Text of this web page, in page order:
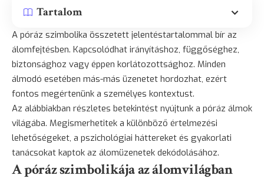
Tartalom
A póráz szimbolika összetett jelentéstartalommal bír az
álomfejtésben. Kapcsolódhat irányításhoz, függőséghez,
biztonsághoz vagy éppen korlátozottsághoz. Minden
álmodó esetében más-más üzenetet hordozhat, ezért
fontos megértenünk a személyes kontextust.
Az alábbiakban részletes betekintést nyújtunk a póráz álmok
világába. Megismerhetitek a különböző értelmezési
lehetőségeket, a pszichológiai háttereket és gyakorlati
tanácsokat kaptok az álomüzenetek dekódolásához.
A póráz szimbolikája az álomvilágban